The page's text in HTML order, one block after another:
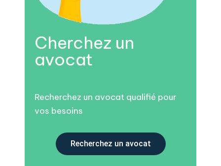
Cherchez un
avocat
Recherchez un avocat qualifié pour
vos besoins
Recherchez un avocat